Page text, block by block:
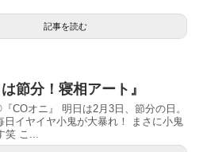
記事を読む
は節分！寝相アート』
COオニ』 明日は2月3日、節分の日。
日イヤイヤ小鬼が大暴れ！ まさに小鬼
笑 こ...